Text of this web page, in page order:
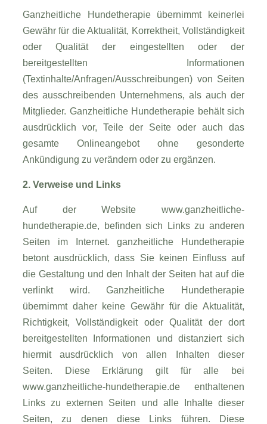
Ganzheitliche Hundetherapie übernimmt keinerlei
Gewähr für die Aktualität, Korrektheit, Vollständigkeit
oder Qualität der eingestellten oder der
bereitgestellten Informationen
(Textinhalte/Anfragen/Ausschreibungen) von Seiten
des ausschreibenden Unternehmens, als auch der
Mitglieder. Ganzheitliche Hundetherapie behält sich
ausdrücklich vor, Teile der Seite oder auch das
gesamte Onlineangebot ohne gesonderte
Ankündigung zu verändern oder zu ergänzen.
2. Verweise und Links
Auf der Website www.ganzheitliche-
hundetherapie.de, befinden sich Links zu anderen
Seiten im Internet. ganzheitliche Hundetherapie
betont ausdrücklich, dass Sie keinen Einfluss auf
die Gestaltung und den Inhalt der Seiten hat auf die
verlinkt wird. Ganzheitliche Hundetherapie
übernimmt daher keine Gewähr für die Aktualität,
Richtigkeit, Vollständigkeit oder Qualität der dort
bereitgestellten Informationen und distanziert sich
hiermit ausdrücklich von allen Inhalten dieser
Seiten. Diese Erklärung gilt für alle bei
www.ganzheitliche-hundetherapie.de enthaltenen
Links zu externen Seiten und alle Inhalte dieser
Seiten, zu denen diese Links führen. Diese